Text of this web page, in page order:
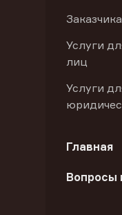
Услуги
лиц
Услуги
Главная
Вопросы